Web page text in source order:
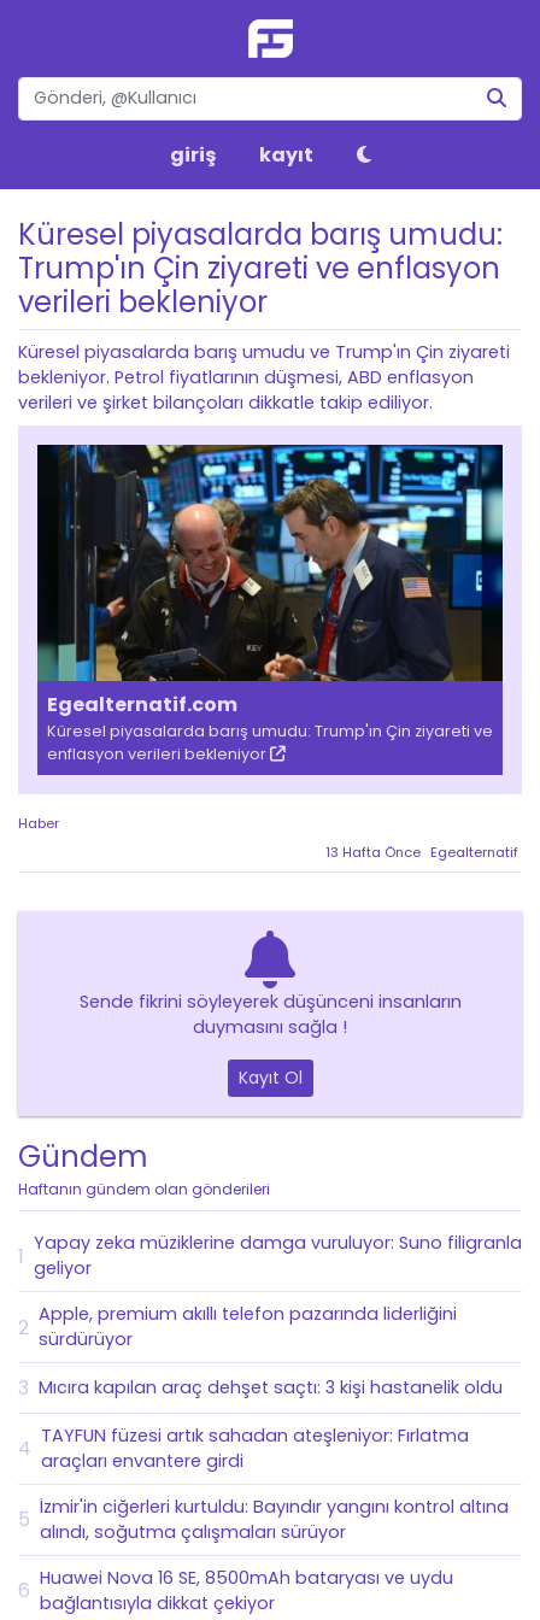
giriş kayıt
Gündem
Haftanın gündem olan gönderileri
1 Yapay zeka müziklerine damga vuruluyor: Suno filigranla
geliyor
2 Apple, premium akıllı telefon pazarında liderliğini
sürdürüyor
3 Mıcıra kapılan araç dehşet saçtı: 3 kişi hastanelik oldu
4 TAYFUN füzesi artık sahadan ateşleniyor: Fırlatma
araçları envantere girdi
5 İzmir'in ciğerleri kurtuldu: Bayındır yangını kontrol altına
alındı, soğutma çalışmaları sürüyor
6 Huawei Nova 16 SE, 8500mAh bataryası ve uydu
bağlantısıyla dikkat çekiyor
Küresel piyasalarda barış umudu:
Trump'ın Çin ziyareti ve enflasyon
verileri bekleniyor
Küresel piyasalarda barış umudu ve Trump'ın Çin ziyareti
bekleniyor. Petrol fiyatlarının düşmesi, ABD enflasyon
verileri ve şirket bilançoları dikkatle takip ediliyor.
Egealternatif.com
Küresel piyasalarda barış umudu: Trump'ın Çin ziyareti ve
enflasyon verileri bekleniyor
Haber
13 Hafta Önce Egealternatif
Sende fikrini söyleyerek düşünceni insanların
duymasını sağla !
Kayıt Ol